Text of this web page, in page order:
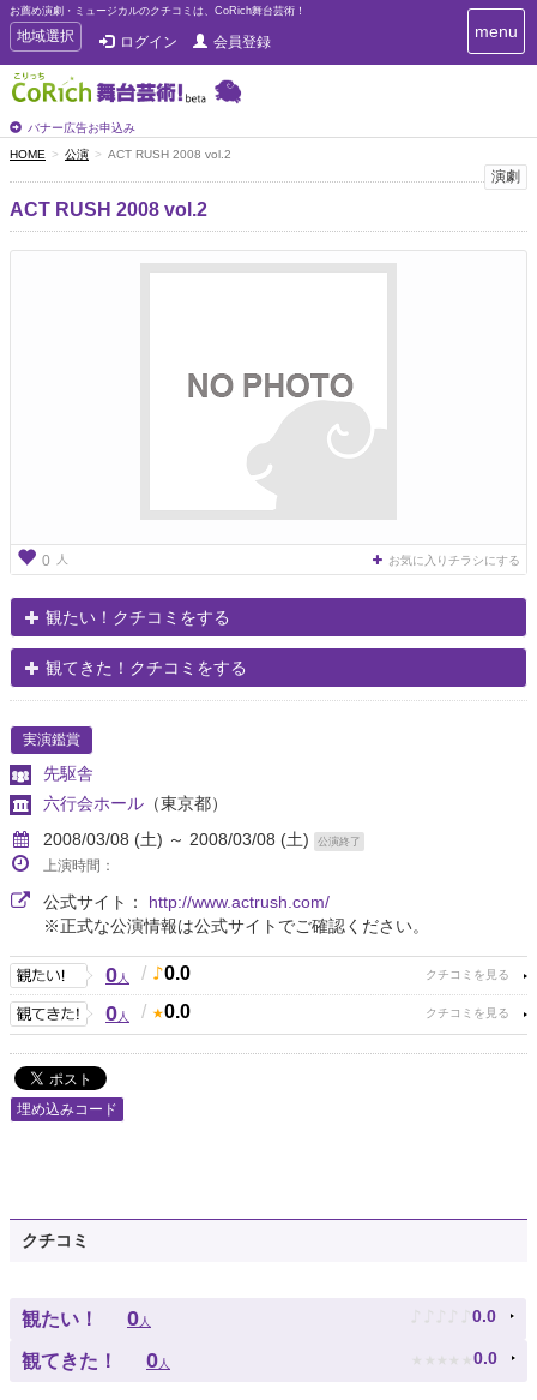
お薦め演劇・ミュージカルのクチコミは、CoRich舞台芸術！
T
o
g
g
e
n
a
v
地域選択 ログイン 会員登録
バナー広告お申込み
T
o
i
menu
HOME 公演 ACT RUSH 2008 vol.2
演劇
ACT RUSH 2008 vol.2
0 人 お気に入りチラシにする
観たい！クチコミをする
観てきた！クチコミをする
実演鑑賞
先駆舎
六行会ホール （東京都）
2008/03/08 (土) ～ 2008/03/08 (土)
公演終了
上演時間：
公式サイト： http://www.actrush.com/
※正式な公演情報は公式サイトでご確認ください。
0人 / 0.0
0人 / 0.0
埋め込みコード
クチコミ
観たい！ 0人 ♪ ♪ ♪ ♪ ♪ 0.0
観てきた！ 0人 ★ ★ ★ ★ ★ 0.0